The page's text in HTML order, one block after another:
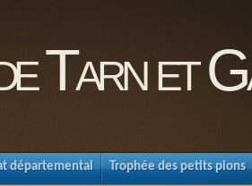
Tarn et
départemental Trophée des petits pions